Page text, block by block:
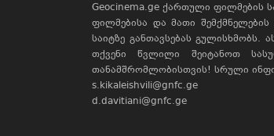
Geocinema.ge ქართული ფილმების
ფილმებისა და მათი
საიტზე განთავსებას
თქვენი წვლილი შეიტანოთ
თანამშრომლობისთვის! სრული
s.kikaleishvili@gnfc.ge
d.davitiani@gnfc.ge